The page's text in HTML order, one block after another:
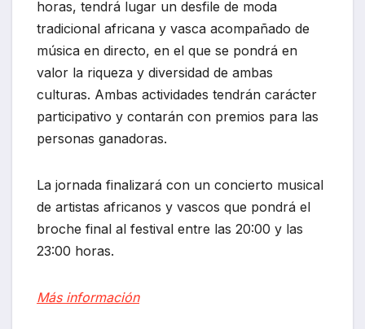
horas, tendrá lugar un desfile de moda
tradicional africana y vasca acompañado de
música en directo, en el que se pondrá en
valor la riqueza y diversidad de ambas
culturas. Ambas actividades tendrán carácter
participativo y contarán con premios para las
personas ganadoras.
La jornada finalizará con un concierto musical
de artistas africanos y vascos que pondrá el
broche final al festival entre las 20:00 y las
23:00 horas.
Más información